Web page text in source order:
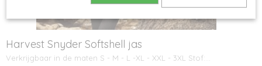
Harvest Snyder Softshell jas
Verkrijgbaar in de maten S - M - L -XL - XXL - 3XL Stof:…